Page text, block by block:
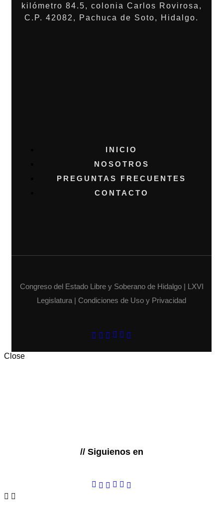
kilómetro 84.5, colonia Carlos Rovirosa,
C.P. 42082, Pachuca de Soto, Hidalgo.
INICIO
NOSOTROS
PREGUNTAS FRECUENTES
CONTACTO
Congreso del Estado Libre y Soberano de Hidalgo | LXVI
Legislatura | Condiciones de Uso y Privacidad
Close
// Siguienos en